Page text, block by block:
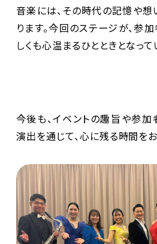
音楽には、その時代の記憶や
ります。今回のステージが、参
しくも心温まるひとときとなって
今後も、イベントの趣旨や参
演出を通じて、心に残る時間を